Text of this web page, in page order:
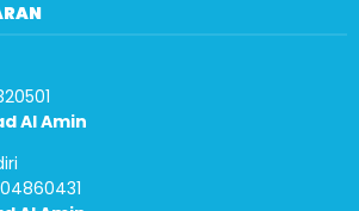
Al Amin